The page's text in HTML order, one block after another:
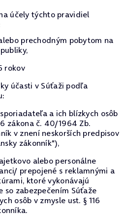
účely týchto pravidiel
prechodným pobytom na
rokov
účasti v Súťaži podľa
a ich blízkych osôb
zákona č. 40/1964 Zb.
v znení neskorších predpisov
zákonník"),
alebo personálne
prepojené s reklamnými a
ktoré vykonávajú
so zabezpečením Súťaže
osôb v zmysle ust. § 116